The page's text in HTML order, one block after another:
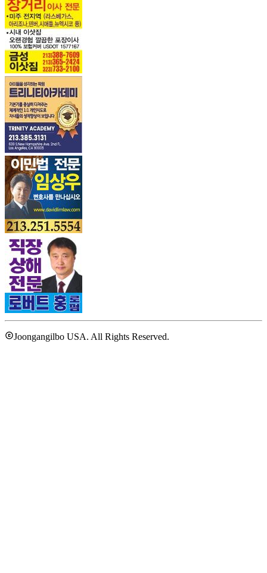
Joongangilbo USA. All Rights Reserved.